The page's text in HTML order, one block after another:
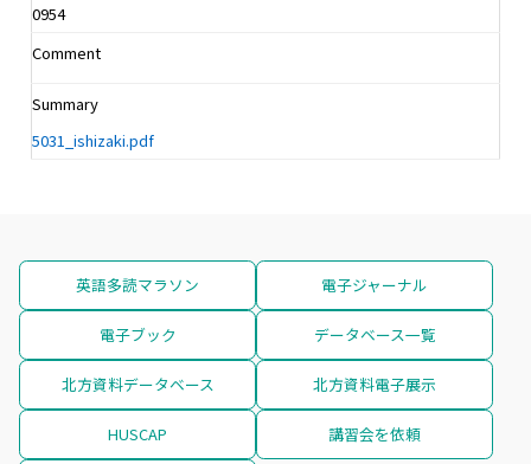
0954
Comment
Summary
5031_ishizaki.pdf
英語多読マラソン 電子ジャーナル
電子ブック データベース一覧
北方資料データベース 北方資料電子展示
HUSCAP 講習会を依頼